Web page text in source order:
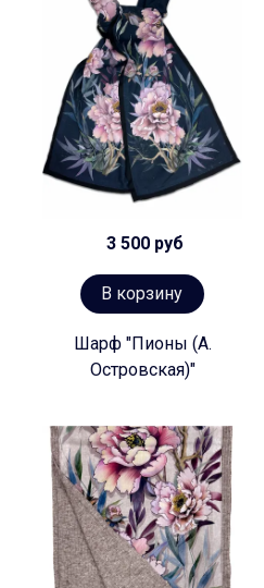
3 500 руб
В корзину
Шарф "Пионы (А.
Островская)"